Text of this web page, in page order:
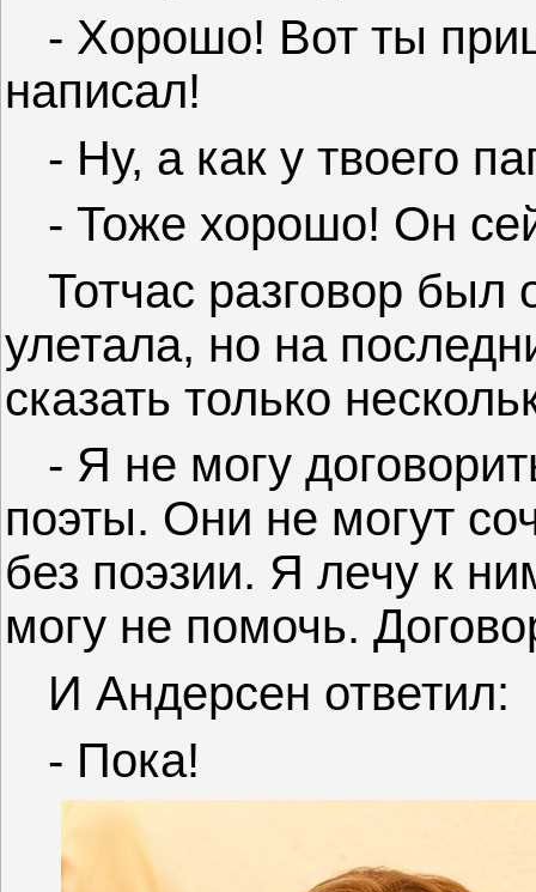
- Хорошо! Вот ты
написал!
- Ну, а как у твоего
- Тоже хорошо! Он
Тотчас разговор был
улетала, но на
сказать только
- Я не могу
поэты. Они не могут
без поэзии. Я лечу к
могу не помочь.
И Андерсен ответил:
- Пока!